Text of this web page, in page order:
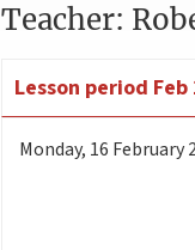
Teacher:
Lesson period
Monday, 16 February